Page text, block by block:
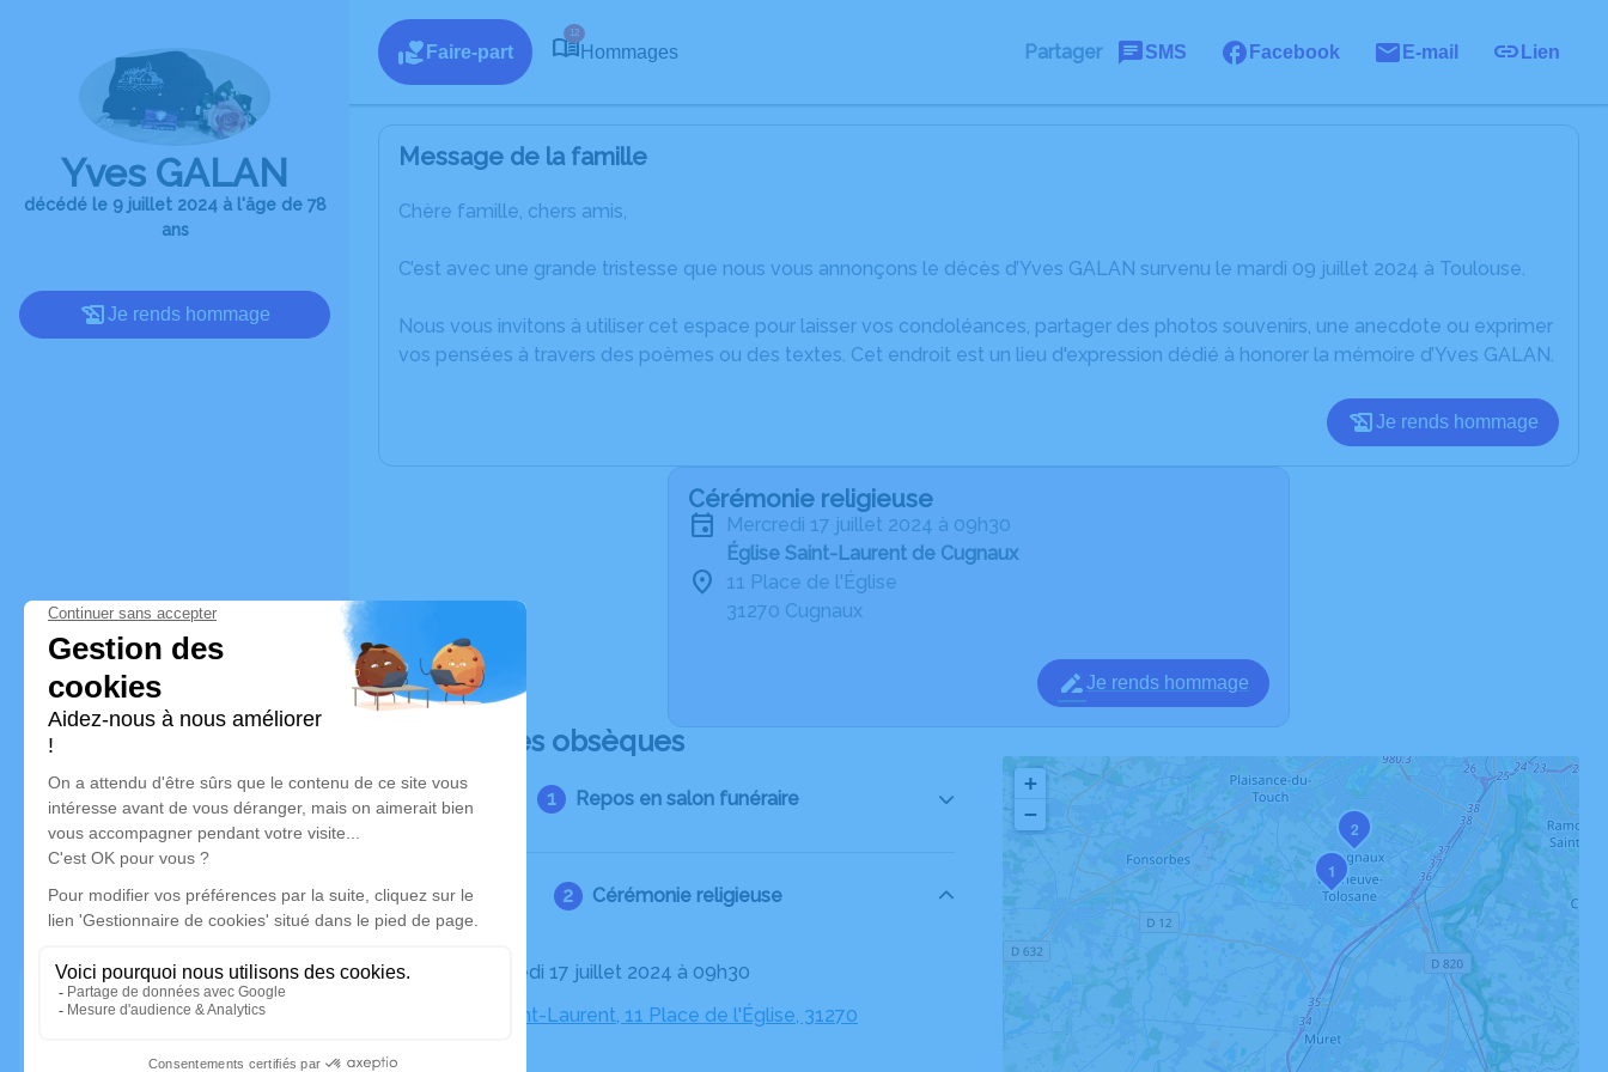
Yves GALAN
décédé le 9 juillet 2024 à l'âge de 78
ans
Je rends hommage
Faire-part
12
Hommages Partager SMS Facebook E-mail Lien
Message de la famille
Chère famille, chers amis,
C’est avec une grande tristesse que nous vous annonçons le décès d’Yves GALAN survenu le mardi 09 juillet 2024 à Toulouse.
Nous vous invitons à utiliser cet espace pour laisser vos condoléances, partager des photos souvenirs, une anecdote ou exprimer
vos pensées à travers des poèmes ou des textes. Cet endroit est un lieu d'expression dédié à honorer la mémoire d’Yves GALAN.
Je rends hommage
Cérémonie religieuse
mercredi 17 juillet 2024 à 09h30
Église Saint-Laurent de Cugnaux
11 Place de l'Église
31270 Cugnaux
Je rends hommage
Déroulé des obsèques
Repos en salon funéraire
Cérémonie religieuse
Le mercredi 17 juillet 2024 à 09h30
Église Saint-Laurent, 11 Place de l'Église, 31270
1
2
+
−